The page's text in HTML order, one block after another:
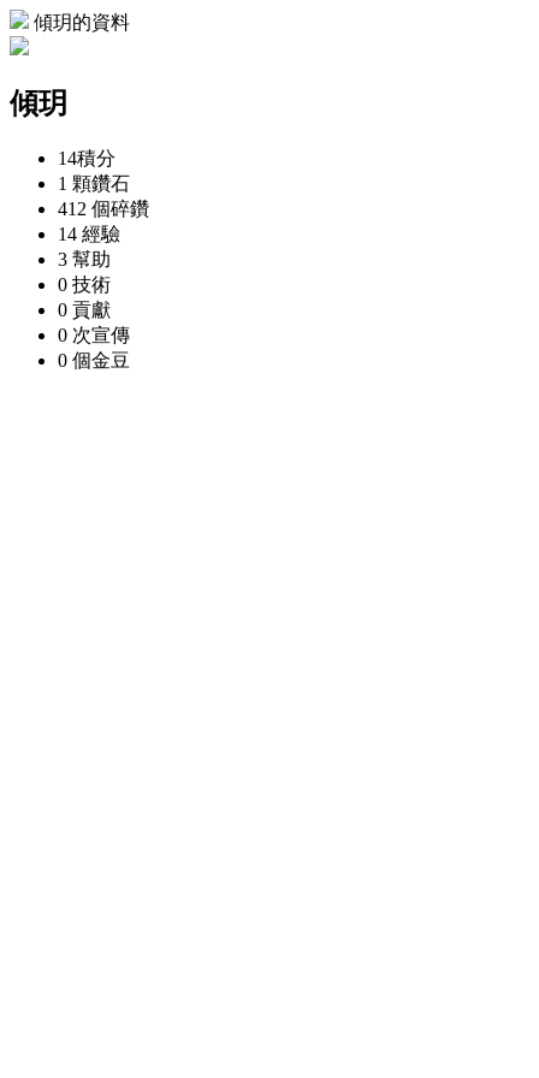
傾玥的資料
傾玥
14積分
1 顆鑽石
412 個碎鑽
14 經驗
3 幫助
0 技術
0 貢獻
0 次宣傳
0 個金豆